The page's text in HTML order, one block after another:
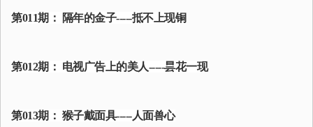
第011期： 隔年的金子-----抵不上现铜
第012期： 电视广告上的美人-----昙花一现
第013期： 猴子戴面具-----人面兽心